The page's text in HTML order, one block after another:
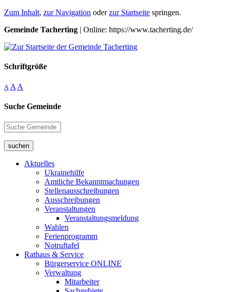
Zum Inhalt, zur Navigation oderzur Startseite springen.
Gemeinde Tacherting | Online: https://www.tacherting.de/
Schriftgröße
A A A
Suche Gemeinde
suchen
Aktuelles
Ukrainehilfe
Amtliche Bekanntmachungen
Stellenausschreibungen
Ausschreibungen
Veranstaltungen
Veranstaltungsmeldung
Wahlen
Ferienprogramm
Notruftafel
Rathaus & Service
Bürgerservice ONLINE
Verwaltung
Mitarbeiter